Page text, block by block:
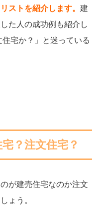
ストを紹介します。 建
た人の成功例も紹介し
宅か？」と迷っている
？注文住宅？
が建売住宅なのか注文
ょう。